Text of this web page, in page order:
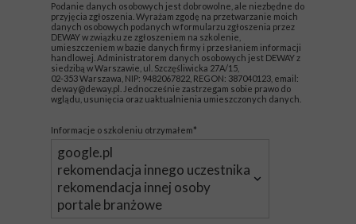
Podanie danych osobowych jest dobrowolne, ale niezbędne do
przyjęcia zgłoszenia. Wyrażam zgodę na przetwarzanie moich
danych osobowych podanych w formularzu zgłoszenia przez
DEWAY w związku ze zgłoszeniem na szkolenie,
umieszczeniem w bazie danych firmy i przesłaniem informacji
handlowej. Administratorem danych osobowych jest DEWAY z
siedzibą w Warszawie, ul. Szczęśliwicka 27A/15,
02-353 Warszawa, NIP: 9482067822, REGON: 387040123, email:
deway@deway.pl. Jednocześnie zastrzegam sobie prawo do
wglądu, usunięcia oraz uaktualnienia umieszczonych danych.
Informacje o szkoleniu otrzymałem*